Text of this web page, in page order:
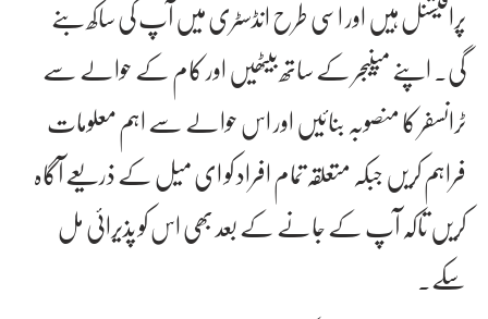
پرافیشنل ہیں اور اسی طرح انڈسٹری میں آپ کی ساکھ بنے
گی۔ اپنے مینیجر کے ساتھ بیٹھیں اور کام کے حوالے سے
ٹرانسفر کا منصوبہ بنائیں اور اس حوالے سے اہم معلومات
فراہم کریں جبکہ متعلقہ تمام افراد کو ای میل کے ذریعے آگاہ
کریں تاکہ آپ کے جانے کے بعد بھی اس کو پذیرائی مل
سکے۔